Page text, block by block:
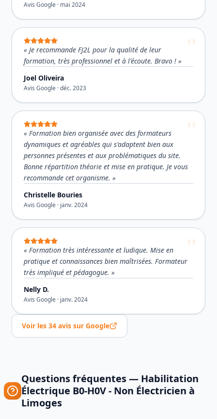
Avis Google · mai 2024
« Je recommande FJ2L pour la qualité de leur
formation, très professionnel et à l'écoute. Bravo ! »
Joel Oliveira
Avis Google ·déc. 2023
« Formation bien organisée avec des formateurs
dynamiques et agréables qui s'adaptent bien aux
personnes présentes et aux problématiques du site.
Bonne répartition théorie et mise en pratique. Je vous
recommande cet organisme. »
Christelle Bouries
Avis Google · janv. 2024
« Formation très intéressante et ludique. Mise en
pratique et connaissances bien maîtrisées. Formateur
très impliqué et pédagogue. »
Nelly D.
Avis Google · janv. 2024
Voir les 34 avis sur Google
Questions fréquentes — Habilitation
Électrique B0-H0V - Non Électricien à
Limoges